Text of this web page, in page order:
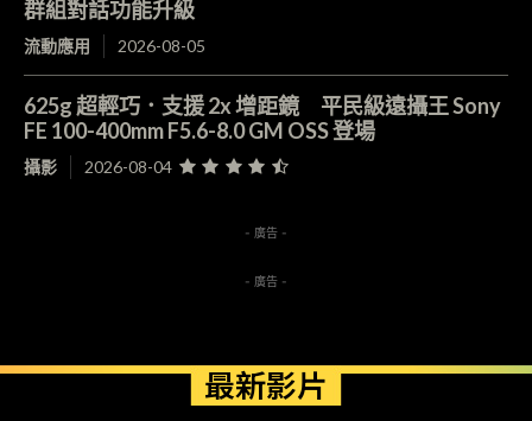
群組對話功能升級
流動應用 2026-08-05
625g 超輕巧．支援 2x 增距鏡 平民級遠攝王 Sony
FE 100-400mm F5.6-8.0 GM OSS 登場
攝影 2026-08-04
- 廣告 -
- 廣告 -
最新影片